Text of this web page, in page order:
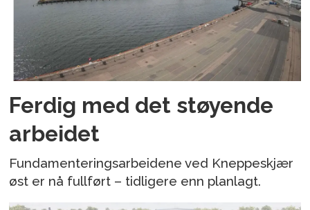
Ferdig med det støyende
arbeidet
Fundamenteringsarbeidene ved Kneppeskjær
øst er nå fullført – tidligere enn planlagt.